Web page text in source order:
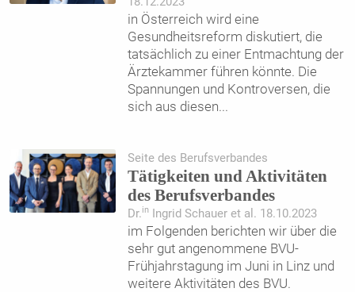
in Österreich wird eine
Gesundheitsreform diskutiert, die
tatsächlich zu einer Entmachtung der
Ärztekammer führen könnte. Die
Spannungen und Kontroversen, die
sich aus diesen...
Seite des Berufsverbandes
Tätigkeiten und Aktivitäten
des Berufsverbandes
Dr. inIngrid Schauer et al. 18.10.2023
im Folgenden berichten wir über die
sehr gut angenommene BVU-
Frühjahrstagung im Juni in Linz und
weitere Aktivitäten des BVU.